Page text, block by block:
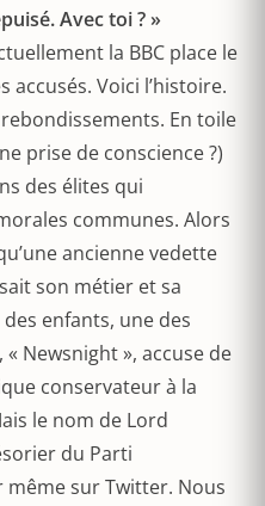
Avec toi ? »
la BBC place le
accusés. Voici l’histoire.
En toile
prise de conscience ?)
des élites qui
communes. Alors
ancienne vedette
son métier et sa
enfants, une des
Newsnight », accuse de
conservateur à la
le nom de Lord
du Parti
sur Twitter. Nous